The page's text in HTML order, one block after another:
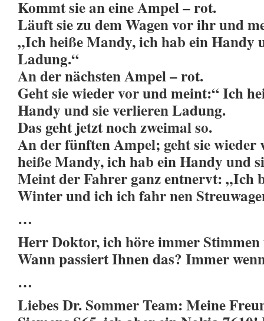
Kommt sie an eine Ampel – rot.
Läuft sie zu dem Wagen vor ihr und
„Ich heiße Mandy, ich hab ein Handy
Ladung.“
An der nächsten Ampel – rot.
Geht sie wieder vor und meint:“ Ich
Handy und sie verlieren Ladung.
Das geht jetzt noch zweimal so.
An der fünften Ampel; geht sie
heiße Mandy, ich hab ein Handy und
Meint der Fahrer ganz entnervt: „Ich
Winter und ich ich fahr nen
…
Herr Doktor, ich höre immer Stimmen
Wann passiert Ihnen das? Immer
…
Liebes Dr. Sommer Team: Meine